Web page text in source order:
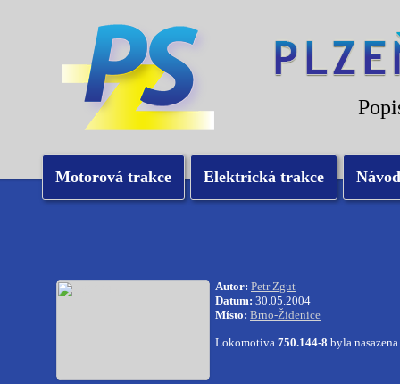
Motorová trakce Elektrická trakce
Autor: Petr Zgut
Datum: 30.05.2004
Místo: Brno-Židenice
Lokomotiva 750.144-8 byla